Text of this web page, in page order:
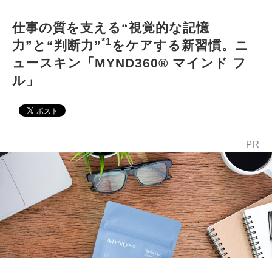
仕事の質を支える“視覚的な記憶
力”と“判断力”*1をケアする新習慣。ニ
ュースキン「MYND360® マインド フ
ル」
PR